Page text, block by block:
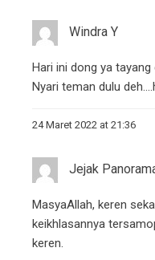
Windra Y
Hari ini dong ya
Nyari teman dulu
24 Maret 2022 at 21:36
Jejak
MasyaAllah, keren
keikhlasannya
keren.